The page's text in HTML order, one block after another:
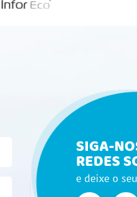
SIGA-
REDES
e deixe o